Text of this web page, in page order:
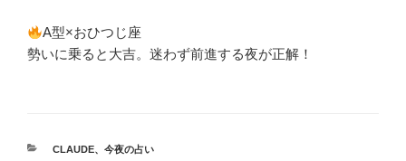
A型×おひつじ座
勢いに乗ると大吉。迷わず前進する夜が正解！
カ
CLAUDE、 今夜の占い